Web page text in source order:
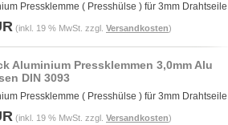
Pressklemme ( Presshülse ) für 3mm Drahtseile
(inkl. 19 % MwSt. zzgl. Versandkosten)
Aluminium Pressklemmen 3,0mm Alu
DIN 3093
Pressklemme ( Presshülse ) für 3mm Drahtseile
(inkl. 19 % MwSt. zzgl. Versandkosten)